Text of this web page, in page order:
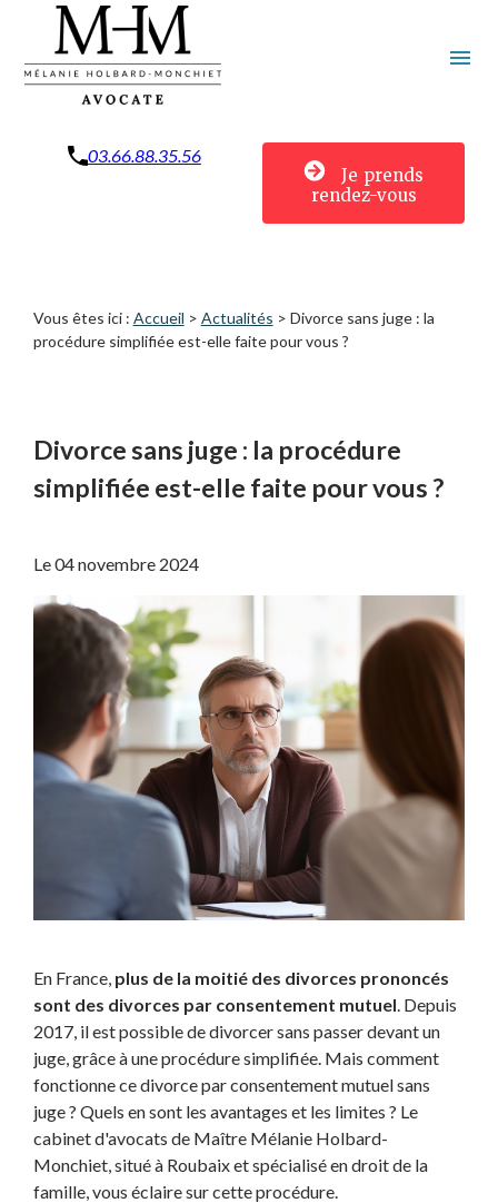
menu
03.66.88.35.56
Je prends
rendez-vous
Vous êtes ici : Accueil > Actualités > Divorce sans juge : la
procédure simplifiée est-elle faite pour vous ?
Divorce sans juge : la procédure
simplifiée est-elle faite pour vous ?
Le04 novembre 2024
En France, plus de la moitié des divorces prononcés
sont des divorces par consentement mutuel . Depuis
2017, il est possible de divorcer sans passer devant un
juge, grâce à une procédure simplifiée. Mais comment
fonctionne ce divorce par consentement mutuel sans
juge ? Quels en sont les avantages et les limites ? Le
cabinet d'avocats de Maître Mélanie Holbard-
Monchiet, situé à Roubaix et spécialisé en droit de la
famille, vous éclaire sur cette procédure.
Panneau de gestion des cookies